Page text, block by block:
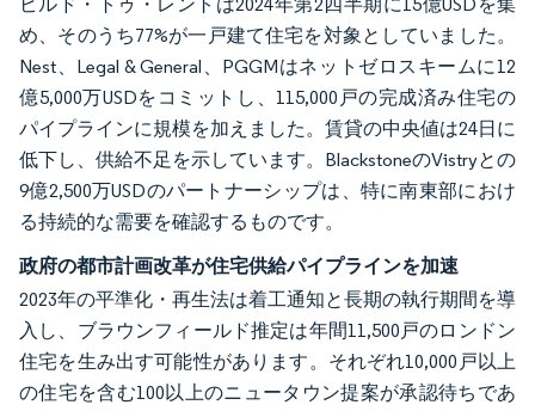
め、そのうち77%が一戸建て住宅を対象としていました。
Nest、Legal & General、PGGMはネットゼロスキームに12
億5,000万USDをコミットし、115,000戸の完成済み住宅の
パイプラインに規模を加えました。賃貸の中央値は24日に
低下し、供給不足を示しています。BlackstoneのVistryとの
9億2,500万USDのパートナーシップは、特に南東部におけ
る持続的な需要を確認するものです。
政府の都市計画改革が住宅供給パイプラインを加速
2023年の平準化・再生法は着工通知と長期の執行期間を導
入し、ブラウンフィールド推定は年間11,500戸のロンドン
住宅を生み出す可能性があります。それぞれ10,000戸以上
の住宅を含む100以上のニュータウン提案が承認待ちであ